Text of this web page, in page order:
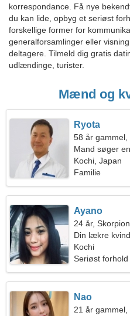
korrespondance. Få nye
du kan lide, opbyg et seriøst
forskellige former for
generalforsamlinger eller
deltagere. Tilmeld dig gratis
udlændinge, turister.
Mænd og
Ryota
58 år gammel,
Mand søger
Kochi, Japan
Familie
Ayano
24 år,
Din lækre
Kochi
Seriøst forhold
Nao
21 år